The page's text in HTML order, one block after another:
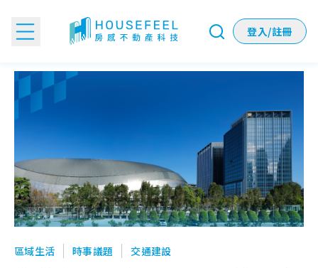
登入/註冊
台北大巨蛋｜BIGBANG 演唱會購票資訊公布！aespa 大巨蛋
區域生活 時事議題 交通建設